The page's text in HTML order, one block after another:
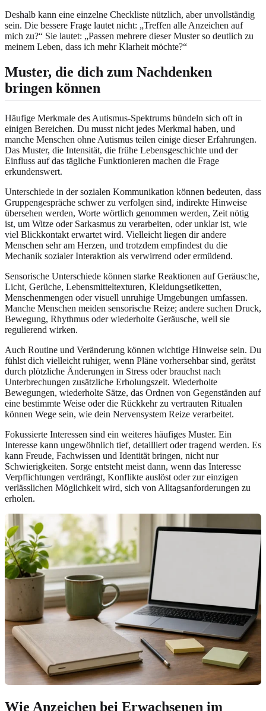
Deshalb kann eine einzelne Checkliste nützlich, aber unvollständig
sein. Die bessere Frage lautet nicht: „Treffen alle Anzeichen auf
mich zu?“ Sie lautet: „Passen mehrere dieser Muster so deutlich zu
meinem Leben, dass ich mehr Klarheit möchte?“
Muster, die dich zum Nachdenken
bringen können
Häufige Merkmale des Autismus-Spektrums bündeln sich oft in
einigen Bereichen. Du musst nicht jedes Merkmal haben, und
manche Menschen ohne Autismus teilen einige dieser Erfahrungen.
Das Muster, die Intensität, die frühe Lebensgeschichte und der
Einfluss auf das tägliche Funktionieren machen die Frage
erkundenswert.
Unterschiede in der sozialen Kommunikation können bedeuten, dass
Gruppengespräche schwer zu verfolgen sind, indirekte Hinweise
übersehen werden, Worte wörtlich genommen werden, Zeit nötig
ist, um Witze oder Sarkasmus zu verarbeiten, oder unklar ist, wie
viel Blickkontakt erwartet wird. Vielleicht liegen dir andere
Menschen sehr am Herzen, und trotzdem empfindest du die
Mechanik sozialer Interaktion als verwirrend oder ermüdend.
Sensorische Unterschiede können starke Reaktionen auf Geräusche,
Licht, Gerüche, Lebensmitteltexturen, Kleidungsetiketten,
Menschenmengen oder visuell unruhige Umgebungen umfassen.
Manche Menschen meiden sensorische Reize; andere suchen Druck,
Bewegung, Rhythmus oder wiederholte Geräusche, weil sie
regulierend wirken.
Auch Routine und Veränderung können wichtige Hinweise sein. Du
fühlst dich vielleicht ruhiger, wenn Pläne vorhersehbar sind, gerätst
durch plötzliche Änderungen in Stress oder brauchst nach
Unterbrechungen zusätzliche Erholungszeit. Wiederholte
Bewegungen, wiederholte Sätze, das Ordnen von Gegenständen auf
eine bestimmte Weise oder die Rückkehr zu vertrauten Ritualen
können Wege sein, wie dein Nervensystem Reize verarbeitet.
Fokussierte Interessen sind ein weiteres häufiges Muster. Ein
Interesse kann ungewöhnlich tief, detailliert oder tragend werden. Es
kann Freude, Fachwissen und Identität bringen, nicht nur
Schwierigkeiten. Sorge entsteht meist dann, wenn das Interesse
Verpflichtungen verdrängt, Konflikte auslöst oder zur einzigen
verlässlichen Möglichkeit wird, sich von Alltagsanforderungen zu
erholen.
Wie Anzeichen bei Erwachsenen im